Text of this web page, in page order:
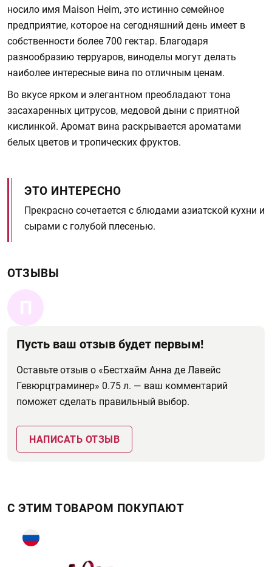
носило имя Maison Heim, это истинно семейное
предприятие, которое на сегодняшний день имеет в
собственности более 700 гектар. Благодаря
разнообразию терруаров, виноделы могут делать
наиболее интересные вина по отличным ценам.
Во вкусе ярком и элегантном преобладают тона
засахаренных цитрусов, медовой дыни с приятной
кислинкой. Аромат вина раскрывается ароматами
белых цветов и тропических фруктов.
ЭТО ИНТЕРЕСНО
Прекрасно сочетается с блюдами азиатской кухни и
сырами с голубой плесенью.
ОТЗЫВЫ
П
Пусть ваш отзыв будет первым!
Оставьте отзыв о «Бестхайм Анна де Лавейс
Гевюрцтраминер» 0.75 л. — ваш комментарий
поможет сделать правильный выбор.
НАПИСАТЬ ОТЗЫВ
С ЭТИМ ТОВАРОМ ПОКУПАЮТ